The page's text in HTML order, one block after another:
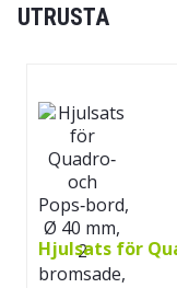
UTRUSTA
Hjulsats för